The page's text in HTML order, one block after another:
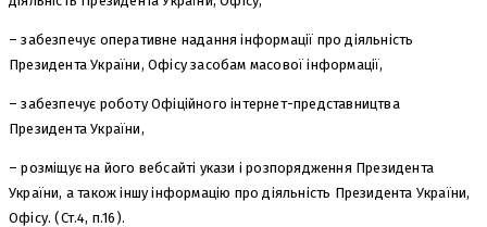
– забезпечує оперативне надання інформації про діяльність
Президента України, Офісу засобам масової інформації,
– забезпечує роботу Офіційного інтернет-представництва
Президента України,
– розміщує на його вебсайті укази і розпорядження Президента
України, а також іншу інформацію про діяльність Президента України,
Офісу. (Ст.4, п.16).